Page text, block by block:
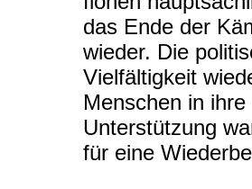
das Ende der
wieder. Die
Vielfältigkeit
Menschen in
Unterstützung
für eine